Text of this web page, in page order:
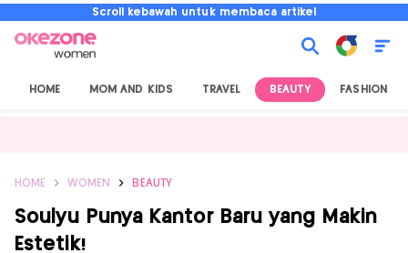
Scroll kebawah untuk membaca artikel
HOME MOM AND KIDS TRAVEL BEAUTY FASHION
HOME WOMEN BEAUTY
Soulyu Punya Kantor Baru yang Makin
Estetik!